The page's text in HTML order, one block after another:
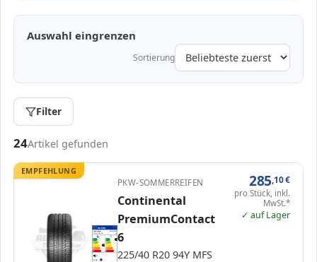
Auswahl eingrenzen
Sortierung
Filter
Passende Reifen in 225/40 R20
24Artikel gefunden
EMPFEHLUNG
ENERG
Continental 0312110000
225/40 R20 94Y C1
C C C
72 dB B
PKW-SOMMERREIFEN
Continental
PremiumContact
6
225/40 R20 94Y MFS
285 ,10€
pro Stück, inkl.
MwSt.*
✓ auf Lager